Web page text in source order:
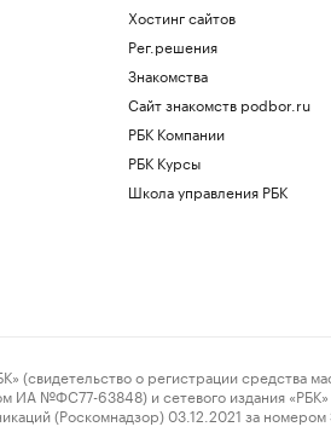
Хостинг сайтов
Рег.решения
Знакомства
Сайт знакомств podbor.ru
РБК Компании
РБК Курсы
Школа управления РБК
о регистрации средства
№ФС77-63848) и сетевого издания
(Роскомнадзор) 03.12.2021 за